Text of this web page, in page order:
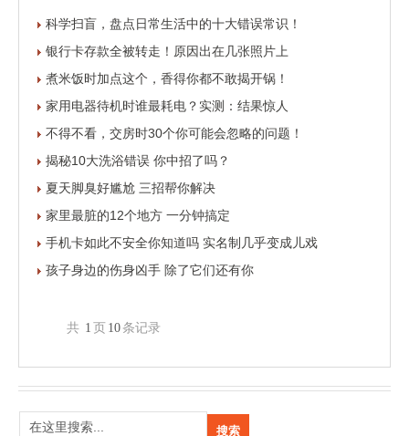
科学扫盲，盘点日常生活中的十大错误常识！
银行卡存款全被转走！原因出在几张照片上
煮米饭时加点这个，香得你都不敢揭开锅！
家用电器待机时谁最耗电？实测：结果惊人
不得不看，交房时30个你可能会忽略的问题！
揭秘10大洗浴错误 你中招了吗？
夏天脚臭好尴尬 三招帮你解决
家里最脏的12个地方 一分钟搞定
手机卡如此不安全你知道吗 实名制几乎变成儿戏
孩子身边的伤身凶手 除了它们还有你
共 1 页 10 条记录